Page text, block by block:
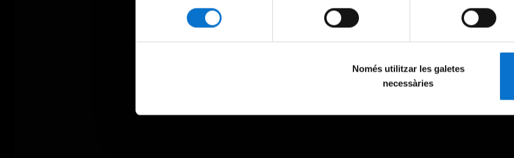
consentiment
Només utilitzar les galetes
necessàries